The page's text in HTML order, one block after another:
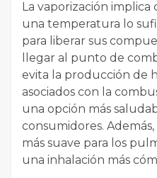
La vaporización
una temperatura lo
para liberar sus
llegar al punto de
evita la producción de
asociados con la
una opción más
consumidores.
más suave para los
una inhalación más